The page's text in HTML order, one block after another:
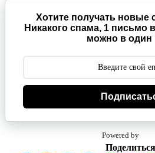
Хотите получать новые
Никакого спама, 1 письмо
можно в один
Powered by